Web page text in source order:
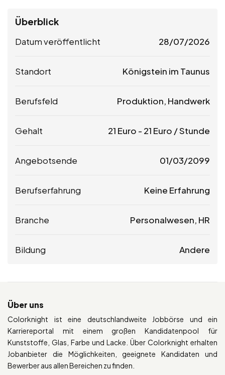
Überblick
Datum veröffentlicht 28/07/2026
Standort Königstein im Taunus
Berufsfeld Produktion, Handwerk
Gehalt 21 Euro - 21 Euro / Stunde
Angebotsende 01/03/2099
Berufserfahrung Keine Erfahrung
Branche Personalwesen, HR
Bildung Andere
Über uns
Colorknight ist eine deutschlandweite Jobbörse und ein
Karriereportal mit einem großen Kandidatenpool für
Kunststoffe, Glas, Farbe und Lacke. Über Colorknight erhalten
Jobanbieter die Möglichkeiten, geeignete Kandidaten und
Bewerber aus allen Bereichen zu finden.